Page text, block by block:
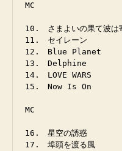
MC
10.　さまよいの果て波は
11.　セイレーン
12.　Blue Planet
13.　Delphine
14.　LOVE WARS
15.　Now Is On
MC
16.　星空の誘惑
17.　埠頭を渡る風